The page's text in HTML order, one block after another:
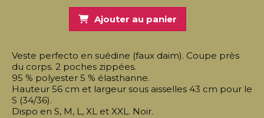
Ajouter au panier
Veste perfecto en suédine (faux daim). Coupe près
du corps. 2 poches zippées.
95 % polyester 5 % élasthanne.
Hauteur 56 cm et largeur sous aisselles 43 cm pour le
S (34/36).
Dispo en S, M, L, XL et XXL. Noir.